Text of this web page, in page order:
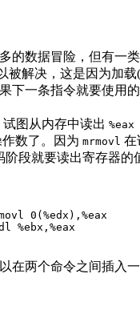
的数据冒险，但有一
被解决，这是因为加
下一条指令就要使用
图从内存中读出 %eax
数了。因为 mrmovl 在
阶段就要读出寄存器的
0(%edx),%eax
%ebx,%eax
在两个命令之间插入一